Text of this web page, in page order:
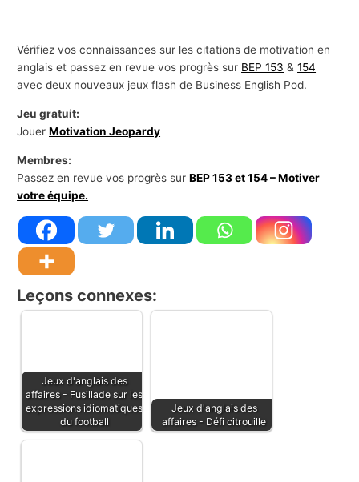
Vérifiez vos connaissances sur les citations de motivation en
anglais et passez en revue vos progrès sur BEP 153 &154
avec deux nouveaux jeux flash de Business English Pod.
Jeu gratuit:
JouerMotivation Jeopardy
Membres:
Passez en revue vos progrès surBEP 153 et 154 – Motiver
votre équipe.
Leçons connexes:
Jeux d'anglais des
affaires - Fusillade sur les
expressions idiomatiques
du football
Jeux d'anglais des
affaires - Défi citrouille